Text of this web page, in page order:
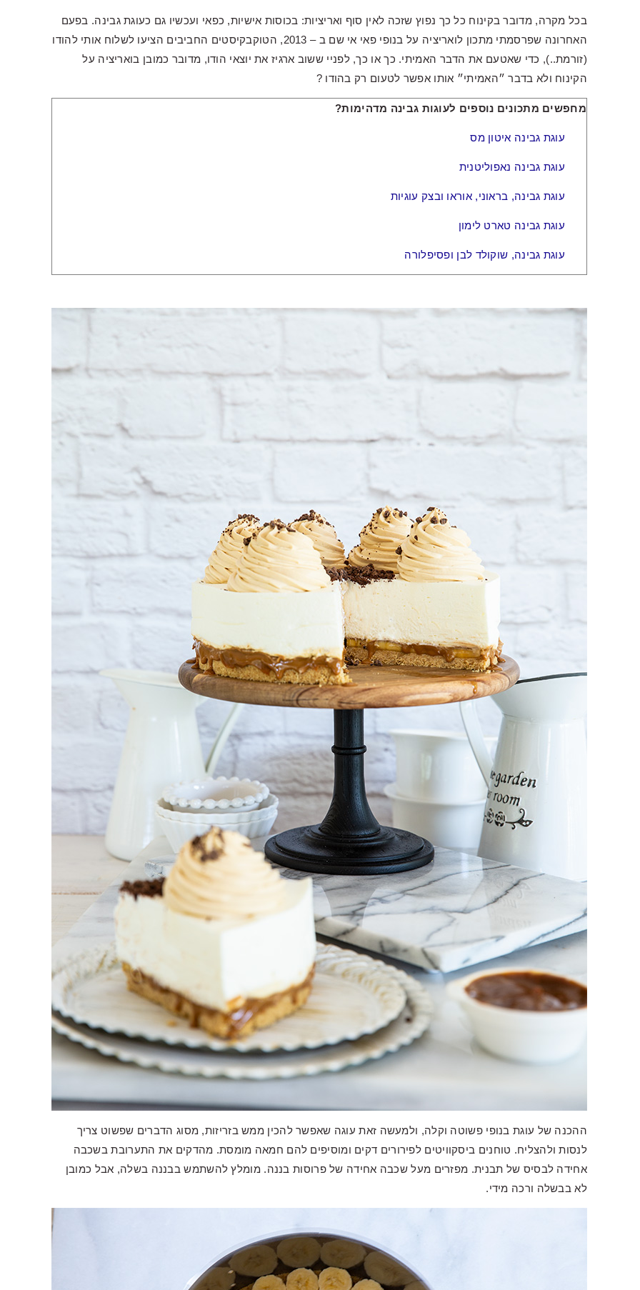
בכל מקרה, מדובר בקינוח כל כך נפוץ שזכה לאין סוף ואריציות: בכוסות אישיות, כפאי ועכשיו גם כעוגת גבינה. בפעם
האחרונה שפרסמתי מתכון לואריציה על בנופי פאי אי שם ב – 2013, הטוקבקיסטים החביבים הציעו לשלוח אותי להודו
(זורמת..), כדי שאטעם את הדבר האמיתי. כך או כך, לפניי ששוב ארגיז את יוצאי הודו, מדובר כמובן בואריציה על
הקינוח ולא בדבר ״האמיתי״ אותו אפשר לטעום רק בהודו ?
מחפשים מתכונים נוספים לעוגות גבינה מדהימות?
עוגת גבינה איטון מס
עוגת גבינה נאפוליטנית
עוגת גבינה, בראוני, אוראו ובצק עוגיות
עוגת גבינה טארט לימון
עוגת גבינה, שוקולד לבן ופסיפלורה
ההכנה של עוגת בנופי פשוטה וקלה, ולמעשה זאת עוגה שאפשר להכין ממש בזריזות, מסוג הדברים שפשוט צריך
לנסות ולהצליח. טוחנים ביסקוויטים לפירורים דקים ומוסיפים להם חמאה מומסת. מהדקים את התערובת בשכבה
אחידה לבסיס של תבנית. מפזרים מעל שכבה אחידה של פרוסות בננה. מומלץ להשתמש בבננה בשלה, אבל כמובן
לא בבשלה ורכה מידי.